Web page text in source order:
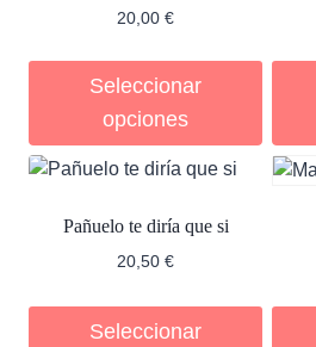
20,00 €
Seleccionar
opciones
Pañuelo te diría que si
20,50 €
Seleccionar